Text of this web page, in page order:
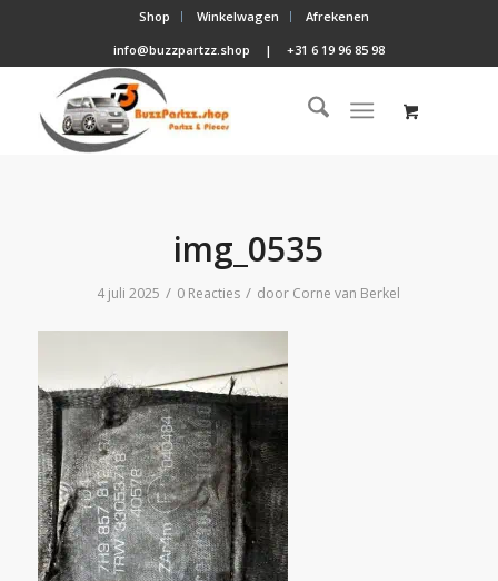
Shop Winkelwagen
Afrekenen
info@buzzpartzz.shop
| +31 6 19 96 85 98
img_0535
4 juli 2025 / 0 Reacties / door Corne van Berkel